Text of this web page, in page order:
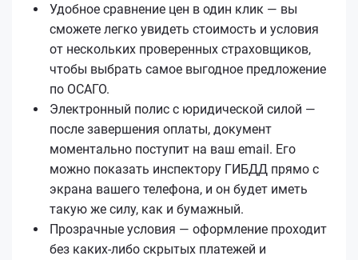
Удобное сравнение цен в один клик — вы
сможете легко увидеть стоимость и условия
от нескольких проверенных страховщиков,
чтобы выбрать самое выгодное предложение
по ОСАГО.
Электронный полис с юридической силой —
после завершения оплаты, документ
моментально поступит на ваш email. Его
можно показать инспектору ГИБДД прямо с
экрана вашего телефона, и он будет иметь
такую же силу, как и бумажный.
Прозрачные условия — оформление проходит
без каких-либо скрытых платежей и